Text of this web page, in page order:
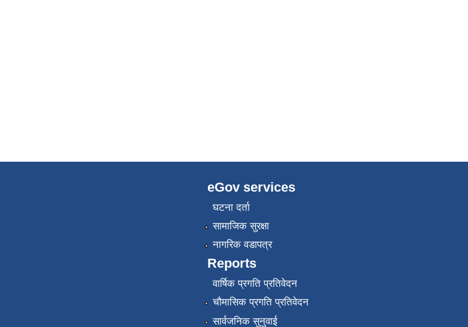
eGov services
घटना दर्ता
सामाजिक सुरक्षा
नागरिक वडापत्र
Reports
वार्षिक प्रगति प्रतिवेदन
चौमासिक प्रगति प्रतिवेदन
सार्वजनिक सुनुवाई